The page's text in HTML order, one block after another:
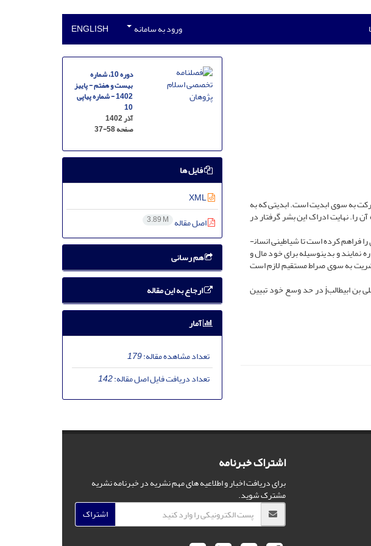
ورود به سامانه ENGLISH
به سوی ابدیت است. ابدیتی که به
را. نهایت ادراک این بشر گرفتار در
فراهم کرده است تا شیاطینی انسان­
و بدین­وسیله برای خود مال و
به سوی صراط مستقیم لازم است
در حد وسع خود تبیین
دوره 10، شماره
بیست و هفتم - پاییز
1402 - شماره پیاپی
10
آذر 1402
صفحه37-58
فایل ها
XML
اصل مقاله 3.89 M
هم رسانی
ارجاع به این مقاله
آمار
تعداد مشاهده مقاله:179
تعداد دریافت فایل اصل مقاله:142
اشتراک خبرنامه
برای دریافت اخبار و اطلاعیه های مهم نشریه در خبرنامه نشریه
مشترک شوید.
اشتراک